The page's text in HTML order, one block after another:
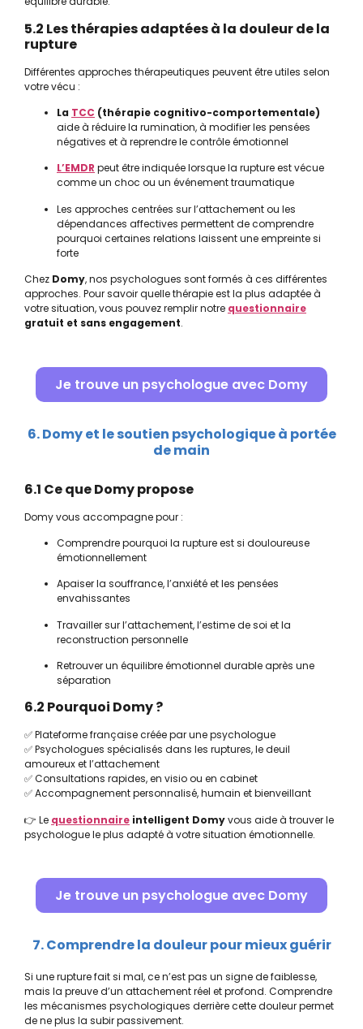
5.2 Les thérapies adaptées à la douleur de la
rupture
Différentes approches thérapeutiques peuvent être utiles selon
votre vécu :
La TCC (thérapie cognitivo-comportementale)
aide à réduire la rumination, à modifier les pensées
négatives et à reprendre le contrôle émotionnel
L’EMDR peut être indiquée lorsque la rupture est vécue
comme un choc ou un événement traumatique
Les approches centrées sur l’attachement ou les
dépendances affectives permettent de comprendre
pourquoi certaines relations laissent une empreinte si
forte
Chez Domy, nos psychologues sont formés à ces différentes
approches. Pour savoir quelle thérapie est la plus adaptée à
votre situation, vous pouvez remplir notre questionnaire
gratuit et sans engagement.
Je trouve un psychologue avec Domy
6. Domy et le soutien psychologique à portée
de main
6.1 Ce que Domy propose
Domy vous accompagne pour :
Comprendre pourquoi la rupture est si douloureuse
émotionnellement
Apaiser la souffrance, l’anxiété et les pensées
envahissantes
Travailler sur l’attachement, l’estime de soi et la
reconstruction personnelle
Retrouver un équilibre émotionnel durable après une
séparation
6.2 Pourquoi Domy ?
✅ Plateforme française créée par une psychologue
✅ Psychologues spécialisés dans les ruptures, le deuil
amoureux et l’attachement
✅ Consultations rapides, en visio ou en cabinet
✅ Accompagnement personnalisé, humain et bienveillant
👉 Le questionnaire intelligent Domyvous aide à trouver le
psychologue le plus adapté à votre situation émotionnelle.
Je trouve un psychologue avec Domy
7. Comprendre la douleur pour mieux guérir
Si une rupture fait si mal, ce n’est pas un signe de faiblesse,
mais la preuve d’un attachement réel et profond. Comprendre
les mécanismes psychologiques derrière cette douleur permet
de ne plus la subir passivement.